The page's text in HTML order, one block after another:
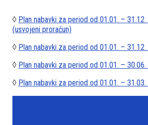
◊ Plan nabavki za period od 01.01. –
(usvojeni proračun)
◊ Plan nabavki za period od 01.01. –
◊ Plan nabavki za period od 01.01. –
◊ Plan nabavki za period od 01.01. –